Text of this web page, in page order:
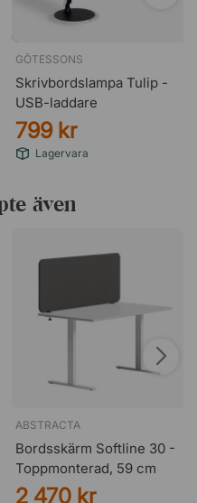
GÖTESSONS
Skrivbordslampa Tulip -
USB-laddare
799 kr
Lagervara
även
ABSTRACTA
Bordsskärm Softline 30 -
Toppmonterad, 59 cm
2 470 kr